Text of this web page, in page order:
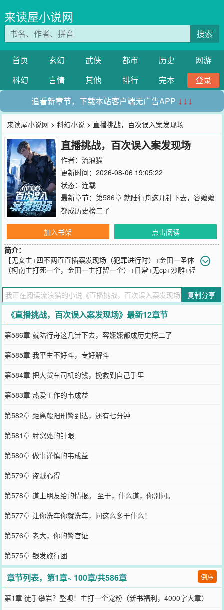
来读屋小说网
搜索
首页 玄幻 武侠 都市 历史
网游
科幻
言情 其他 排行 完本
登录
追看新章节，下载本站客户端无广告APP ↓↓↓
来读屋小说网 >科幻小说 > 直播挑战，百次误入案发现场
直播挑战，百次误入案发现场
作者： 流浪猫
更新时间：2026-08-06 19:05:22
状态：连载
最新章节： 第586章 就陆行舟这几针下去，容嬷嬷
都成历史榜二了
加入书架
点击阅读
简介：
【无女主+四不两直直插案发现场（犯罪进行时）+金田一圣体
（柯南主打死一个，金田一主打留一个）+日常+无cp+沙雕+轻
挑战任务，可以随机获得金钱、属性、技能等经济奖励。\n本以为会
就此发家致富，迎娶白富美，走上人生巅峰的陆行舟很快发现了不对
劲，怎么走到哪里都能遇见凶案！\n徒手攀岩，进悬崖山洞，遇见人
民碎片。\n洞穴潜水，进入水下溶洞，遇见发现潜藏白粉。\n越野飞
车，翻越丛林，狂命追逐逃犯。\n多年后。\n主持人：站在你面前的
是，陆·尾崎八项成功挑战者·终极捞尸人·犯罪克星·行舟。\n陆行舟：
主持人，你过来告诉我，尾崎八项挑战者后面那两项头衔是什么意
思？
您要是觉得《 直播挑战，百次误入案发现场 》还不错的话请不要忘记
向您QQ群和微博微信里的朋友推荐哦！
复制分享
《直播挑战，百次误入案发现场》最新12章节
第586章 就陆行舟这几针下去，容嬷嬷都成历史榜二了
第585章 我平生不好斗，专好解斗
第584章 把大货车司机的钱，挽救到自己手里
第583章 热爱工作的韦成益
第582章 距离般阳刑警到达，还有七分钟
第581章 肘窝处的针眼
第580章 做事谨慎的韦成益
第579章 盗贼心得
第578章 道上朋友给的情报。 至于，什么道，你别问。
第577章 让你洗车你就洗车，问这么多干什么！
第576章 老大，你的警官证
第575章 银发旅行团
章节列表，第1章~ 100章/共586章 倒序
第1章 徒手攀岩？整呗！主打一个宠粉（新书福利，4000字大章）